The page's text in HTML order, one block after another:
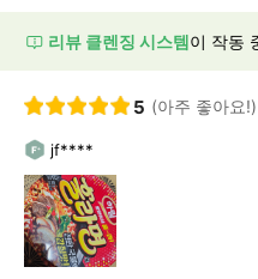
리뷰 클렌징 시스템이 작동
5 (아주 좋아요!)
jf****